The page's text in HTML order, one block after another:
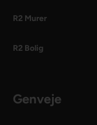
R2 Murer
R2 Bolig
Genveje